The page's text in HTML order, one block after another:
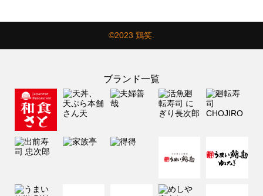
©2023 鶏笑.
ブランド一覧